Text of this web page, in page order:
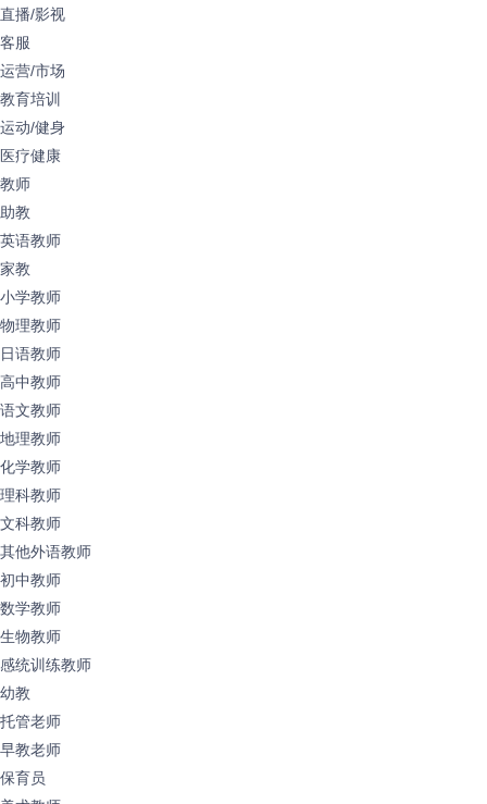
直播/影视
客服
运营/市场
教育培训
运动/健身
医疗健康
教师
助教
英语教师
家教
小学教师
物理教师
日语教师
高中教师
语文教师
地理教师
化学教师
理科教师
文科教师
其他外语教师
初中教师
数学教师
生物教师
感统训练教师
幼教
托管老师
早教老师
保育员